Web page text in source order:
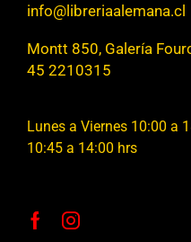
info@libreriaalemana.cl
Montt 850, Galería
45 2210315
Lunes a Viernes 10:00 a
10:45 a 14:00 hrs